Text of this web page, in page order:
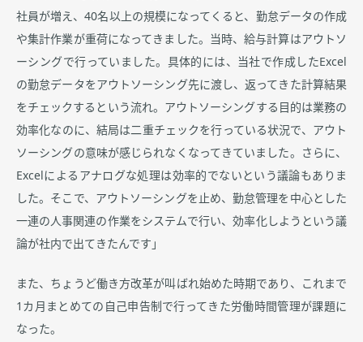
社員が増え、40名以上の規模になってくると、勤怠データの作成
や集計作業が重荷になってきました。当時、給与計算はアウトソ
ーシングで行っていました。具体的には、当社で作成したExcel
の勤怠データをアウトソーシング先に渡し、返ってきた計算結果
をチェックするという流れ。アウトソーシングする目的は業務の
効率化なのに、結局は二重チェックを行っている状況で、アウト
ソーシングの意味が感じられなくなってきていました。さらに、
Excelによるアナログな処理は効率的でないという議論もありま
した。そこで、アウトソーシングを止め、勤怠管理を中心とした
一連の人事関連の作業をシステムで行い、効率化しようという議
論が社内で出てきたんです」
また、ちょうど働き方改革が叫ばれ始めた時期であり、これまで
1カ月まとめての自己申告制で行ってきた労働時間管理が課題に
なった。